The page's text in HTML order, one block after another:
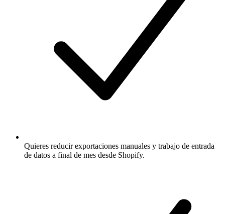
Quieres reducir exportaciones manuales y trabajo de entrada
de datos a final de mes desde Shopify.